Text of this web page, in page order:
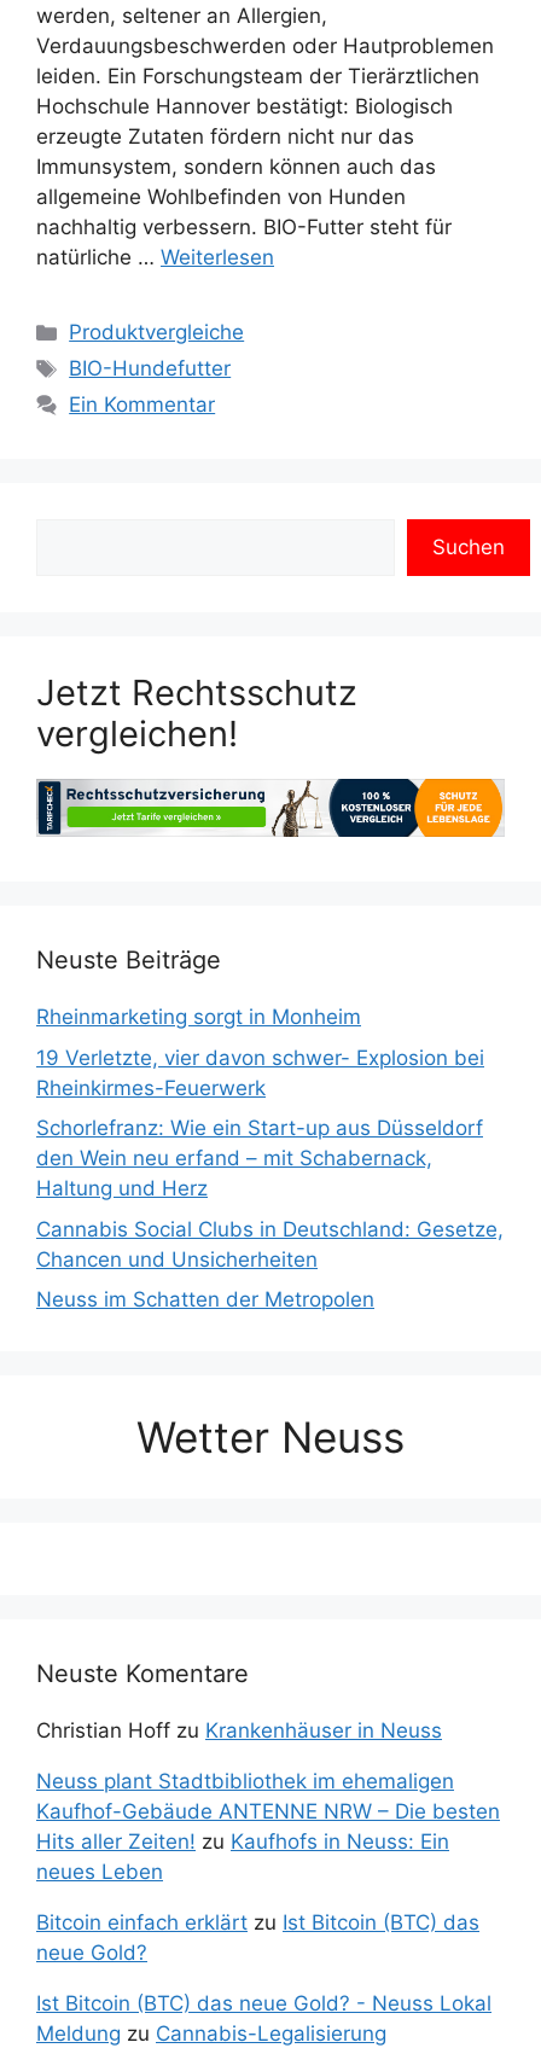
werden, seltener an Allergien,
Verdauungsbeschwerden oder Hautproblemen
leiden. Ein Forschungsteam der Tierärztlichen
Hochschule Hannover bestätigt: Biologisch
erzeugte Zutaten fördern nicht nur das
Immunsystem, sondern können auch das
allgemeine Wohlbefinden von Hunden
nachhaltig verbessern. BIO-Futter steht für
natürliche … Weiterlesen
Kategorien
Produktvergleiche
Schlagwörter
BIO-Hundefutter
Ein Kommentar
Suchen
Jetzt Rechtsschutz
vergleichen!
Neuste Beiträge
Rheinmarketing sorgt in Monheim
19 Verletzte, vier davon schwer- Explosion bei
Rheinkirmes-Feuerwerk
Schorlefranz: Wie ein Start-up aus Düsseldorf
den Wein neu erfand – mit Schabernack,
Haltung und Herz
Cannabis Social Clubs in Deutschland: Gesetze,
Chancen und Unsicherheiten
Neuss im Schatten der Metropolen
Wetter Neuss
Neuste Komentare
Christian Hoff zu Krankenhäuser in Neuss
Neuss plant Stadtbibliothek im ehemaligen
Kaufhof-Gebäude ANTENNE NRW – Die besten
Hits aller Zeiten! zu Kaufhofs in Neuss: Ein
neues Leben
Bitcoin einfach erklärt zu Ist Bitcoin (BTC) das
neue Gold?
Ist Bitcoin (BTC) das neue Gold? - Neuss Lokal
Meldung zu Cannabis-Legalisierung